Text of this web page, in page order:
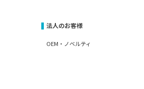
法人のお客様
OEM・ノベルティ